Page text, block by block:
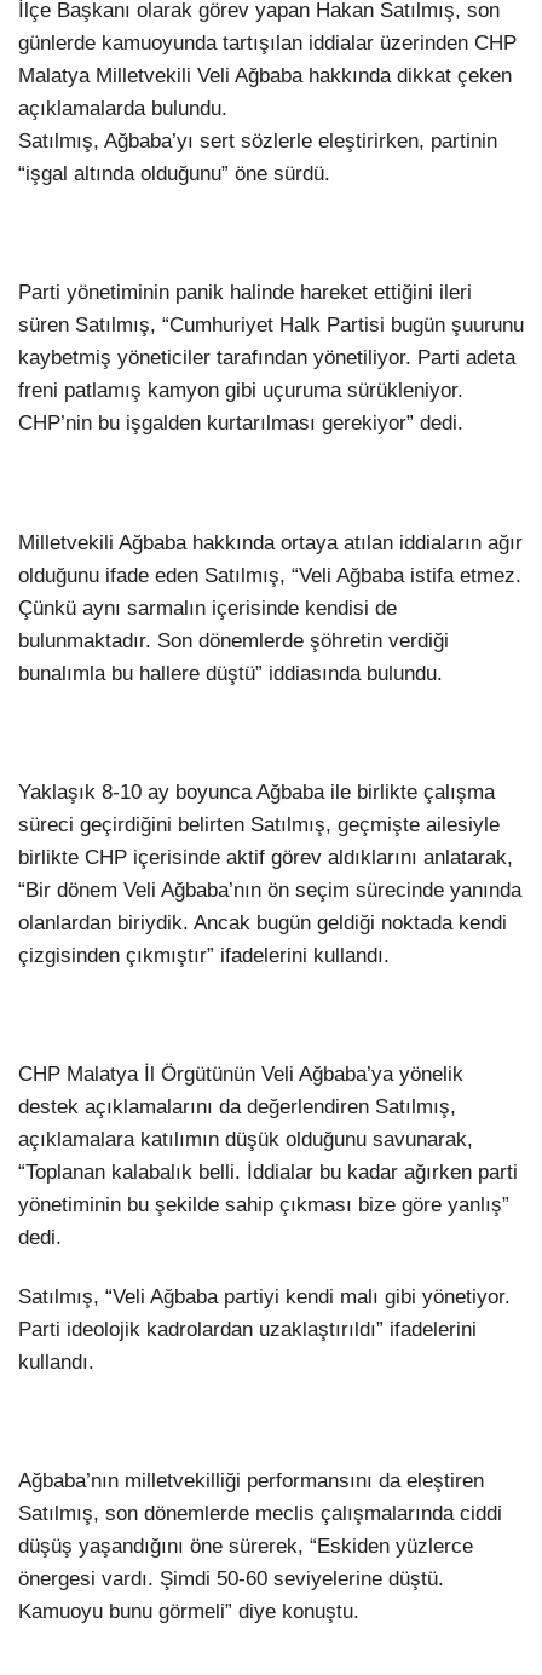
İlçe Başkanı olarak görev yapan Hakan Satılmış, son
günlerde kamuoyunda tartışılan iddialar üzerinden CHP
Malatya Milletvekili Veli Ağbaba hakkında dikkat çeken
açıklamalarda bulundu.
Satılmış, Ağbaba’yı sert sözlerle eleştirirken, partinin
“işgal altında olduğunu” öne sürdü.
Parti yönetiminin panik halinde hareket ettiğini ileri
süren Satılmış, “Cumhuriyet Halk Partisi bugün şuurunu
kaybetmiş yöneticiler tarafından yönetiliyor. Parti adeta
freni patlamış kamyon gibi uçuruma sürükleniyor.
CHP’nin bu işgalden kurtarılması gerekiyor” dedi.
Milletvekili Ağbaba hakkında ortaya atılan iddiaların ağır
olduğunu ifade eden Satılmış, “Veli Ağbaba istifa etmez.
Çünkü aynı sarmalın içerisinde kendisi de
bulunmaktadır. Son dönemlerde şöhretin verdiği
bunalımla bu hallere düştü” iddiasında bulundu.
Yaklaşık 8-10 ay boyunca Ağbaba ile birlikte çalışma
süreci geçirdiğini belirten Satılmış, geçmişte ailesiyle
birlikte CHP içerisinde aktif görev aldıklarını anlatarak,
“Bir dönem Veli Ağbaba’nın ön seçim sürecinde yanında
olanlardan biriydik. Ancak bugün geldiği noktada kendi
çizgisinden çıkmıştır” ifadelerini kullandı.
CHP Malatya İl Örgütünün Veli Ağbaba’ya yönelik
destek açıklamalarını da değerlendiren Satılmış,
açıklamalara katılımın düşük olduğunu savunarak,
“Toplanan kalabalık belli. İddialar bu kadar ağırken parti
yönetiminin bu şekilde sahip çıkması bize göre yanlış”
dedi.
Satılmış, “Veli Ağbaba partiyi kendi malı gibi yönetiyor.
Parti ideolojik kadrolardan uzaklaştırıldı” ifadelerini
kullandı.
Ağbaba’nın milletvekilliği performansını da eleştiren
Satılmış, son dönemlerde meclis çalışmalarında ciddi
düşüş yaşandığını öne sürerek, “Eskiden yüzlerce
önergesi vardı. Şimdi 50-60 seviyelerine düştü.
Kamuoyu bunu görmeli” diye konuştu.